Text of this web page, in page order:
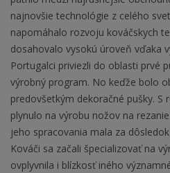
najnovšie technológie z celého
napomáhalo rozvoju kováčskych
dosahovalo vysokú úroveň vďaka
Portugalci priviezli do oblasti prvé
výrobný program. No keďže bolo
predovšetkým dekoračné pušky. S
plynulo na výrobu nožov na
jeho spracovania mala za
Kováči sa začali špecializovať na
ovplyvnila i blízkosť iného